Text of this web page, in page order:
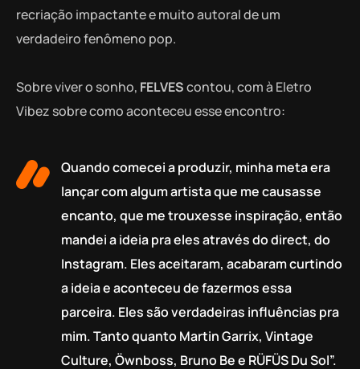
recriação impactante e muito autoral de um
verdadeiro fenômeno pop.
Sobre viver o sonho, FELVEScontou, com à Eletro
Vibez sobre como aconteceu esse encontro:
Quando comecei a produzir, minha meta era
lançar com algum artista que me causasse
encanto, que me trouxesse inspiração, então
mandei a ideia pra eles através do direct, do
Instagram. Eles aceitaram, acabaram curtindo
a ideia e aconteceu de fazermos essa
parceira. Eles são verdadeiras influências pra
mim. Tanto quanto Martin Garrix, Vintage
Culture, Öwnboss, Bruno Be e RÜFÜS Du Sol”.